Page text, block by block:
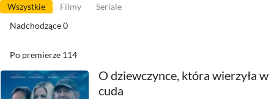
Wszystkie Filmy
Seriale
Nadchodzące0
Po premierze 114
O dziewczynce, która wierzyła w
cuda